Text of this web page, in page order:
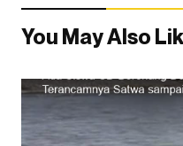
You May Also